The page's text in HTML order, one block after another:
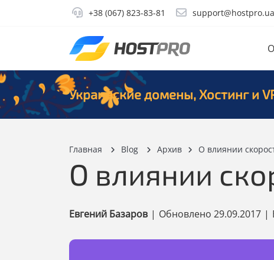
+38 (067) 823-83-81 support@hostpro.ua
Украинские домены, Хостинг и
Главная Blog Архив О влиянии
О влиянии
Евгений Базаров | Обновлено 29.09.2017 |